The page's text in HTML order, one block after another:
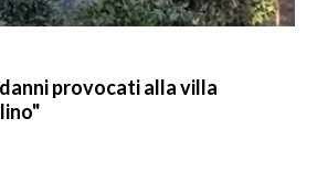
provocati alla villa